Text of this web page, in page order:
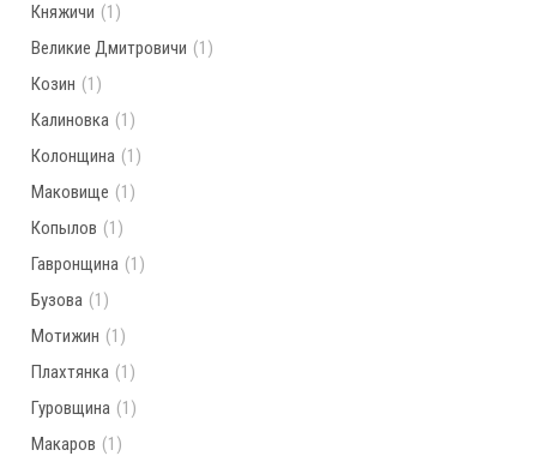
Княжичи (1)
Великие Дмитровичи (1)
Козин (1)
Калиновка (1)
Колонщина (1)
Маковище (1)
Копылов (1)
Гавронщина (1)
Бузова (1)
Мотижин (1)
Плахтянка (1)
Гуровщина (1)
Макаров (1)